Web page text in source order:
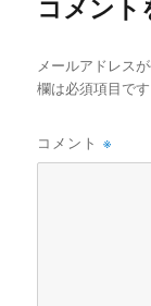
メールアドレス
欄は必須項目です
コメント※